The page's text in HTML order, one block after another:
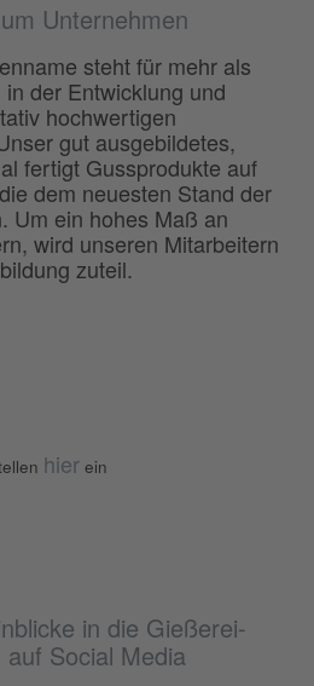
Unternehmen
steht für mehr als
der Entwicklung und
hochwertigen
gut ausgebildetes,
fertigt Gussprodukte auf
dem neuesten Stand der
Um ein hohes Maß an
wird unseren Mitarbeitern
zuteil.
hier ein
in die Gießerei-
Social Media